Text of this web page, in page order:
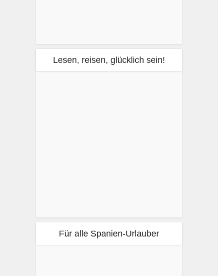
Lesen, reisen, glücklich sein!
Für alle Spanien-Urlauber